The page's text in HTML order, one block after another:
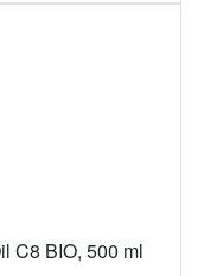
C8 BIO, 500 ml